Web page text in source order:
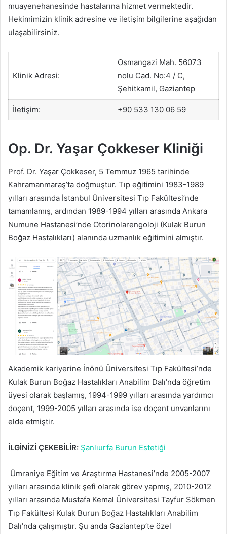
muayenehanesinde hastalarına hizmet vermektedir.
Hekimimizin klinik adresine ve iletişim bilgilerine aşağıdan
ulaşabilirsiniz.
Klinik Adresi:
Osmangazi Mah. 56073
nolu Cad. No:4 / C,
Şehitkamil, Gaziantep
İletişim: +90 533 130 06 59
Op. Dr. Yaşar Çokkeser Kliniği
Prof. Dr. Yaşar Çokkeser, 5 Temmuz 1965 tarihinde
Kahramanmaraş’ta doğmuştur. Tıp eğitimini 1983-1989
yılları arasında İstanbul Üniversitesi Tıp Fakültesi’nde
tamamlamış, ardından 1989-1994 yılları arasında Ankara
Numune Hastanesi’nde Otorinolarengoloji (Kulak Burun
Boğaz Hastalıkları) alanında uzmanlık eğitimini almıştır.
Akademik kariyerine İnönü Üniversitesi Tıp Fakültesi’nde
Kulak Burun Boğaz Hastalıkları Anabilim Dalı’nda öğretim
üyesi olarak başlamış, 1994-1999 yılları arasında yardımcı
doçent, 1999-2005 yılları arasında ise doçent unvanlarını
elde etmiştir.
İLGİNİZİ ÇEKEBİLİR: Şanlıurfa Burun Estetiği
Ümraniye Eğitim ve Araştırma Hastanesi’nde 2005-2007
yılları arasında klinik şefi olarak görev yapmış, 2010-2012
yılları arasında Mustafa Kemal Üniversitesi Tayfur Sökmen
Tıp Fakültesi Kulak Burun Boğaz Hastalıkları Anabilim
Dalı’nda çalışmıştır. Şu anda Gaziantep’te özel